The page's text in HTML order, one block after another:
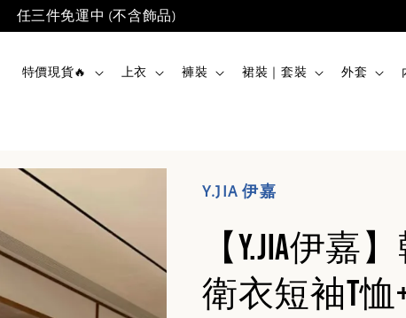
任三件免運中 (不含飾品)
特價現貨🔥 上衣 褲裝 裙裝｜套裝 外套
Y.JIA 伊嘉
【Y.JIA伊嘉
衛衣短袖T